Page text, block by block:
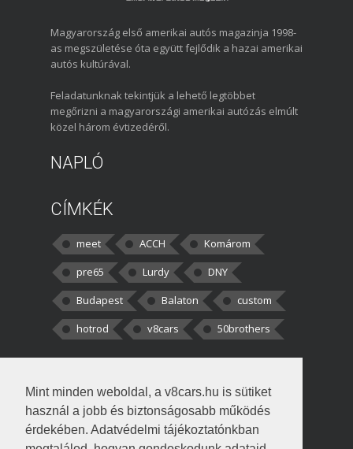
Mint minden weboldal, a v8cars.hu is sütiket
használ a jobb és biztonságosabb működés
érdekében. Adatvédelmi tájékoztatónkban
Magyarország első amerikai autós magazinja 1998-
as megszületése óta együtt fejlődik a hazai amerikai
autós kultúrával.
Feladatunknak tekintjük a lehető legtöbbet
megőrizni a magyarországi amerikai autózás elmúlt
közel három évtizedéről.
NAPLÓ
CÍMKÉK
meet ACCH
Komárom
pre65
Lurdy
DNY
Budapest
Balaton
custom
hotrod
v8cars 50brothers
kortisz:Elszúrtam! Én csak két
darabbaal számoltam. Nem tudtam, hogy fél autót,